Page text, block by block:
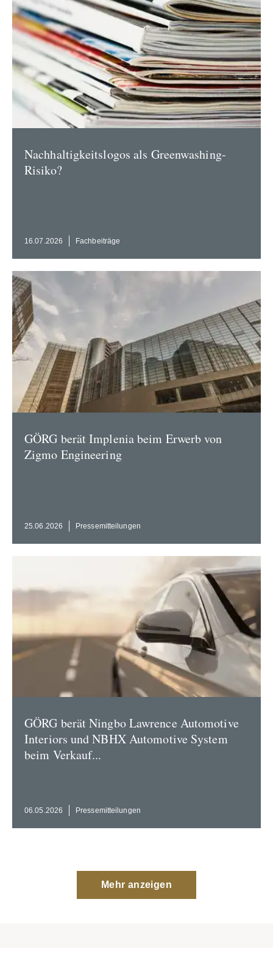
Nachhal­tig­keits­logos als Green­washing-
Risiko?
16.07.2026 Fachbei­träge
GÖRG berät Implenia beim Erwerb von
Zigmo Engineering
25.06.2026 Presse­mit­tei­lungen
GÖRG berät Ningbo Lawrence Automotive
Interiors und NBHX Automotive System
beim Verkauf...
06.05.2026 Presse­mit­tei­lungen
Mehr anzeigen